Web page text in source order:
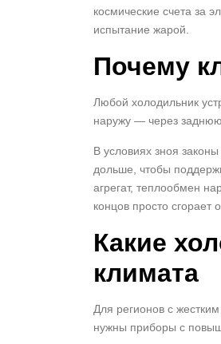
космические счета за
испытание жарой.
Почему
Любой холодильник
наружу — через заднюю
В условиях зноя
дольше, чтобы
агрегат, теплообмен
концов просто сгорает
Какие
климата
Для регионов с
нужны приборы с